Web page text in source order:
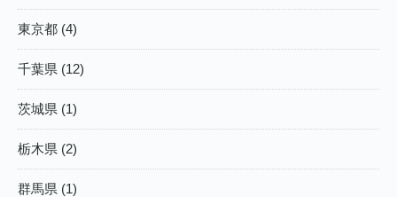
東京都 (4)
千葉県 (12)
茨城県 (1)
栃木県 (2)
群馬県 (1)